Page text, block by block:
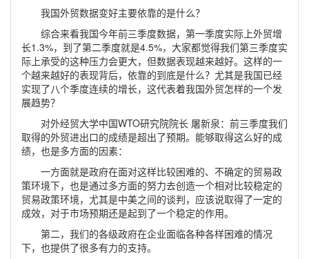
我国外贸数据变好主要依靠的是什么？
综合来看我国今年前三季度数据，第一季度实际上外贸增
长1.3%，到了第二季度就是4.5%，大家都觉得我们第三季度实
际上承受的这种压力会更大，但数据表现越来越好。这样的一
个越来越好的表现背后，依靠的到底是什么？尤其是我国已经
实现了八个季度连续的增长，这代表着我国外贸怎样的一个发
展趋势？
对外经贸大学中国WTO研究院院长 屠新泉：前三季度我们
取得的外贸进出口的成绩是超出了预期。能够取得这么好的成
绩，也是多方面的因素：
一方面就是政府在面对这样比较困难的、不确定的贸易政
策环境下，也是通过多方面的努力去创造一个相对比较稳定的
贸易政策环境，尤其是中美之间的谈判，应该说取得了一定的
成效，对于市场预期还是起到了一个稳定的作用。
第二，我们的各级政府在企业面临各种各样困难的情况
下，也提供了很多有力的支持。